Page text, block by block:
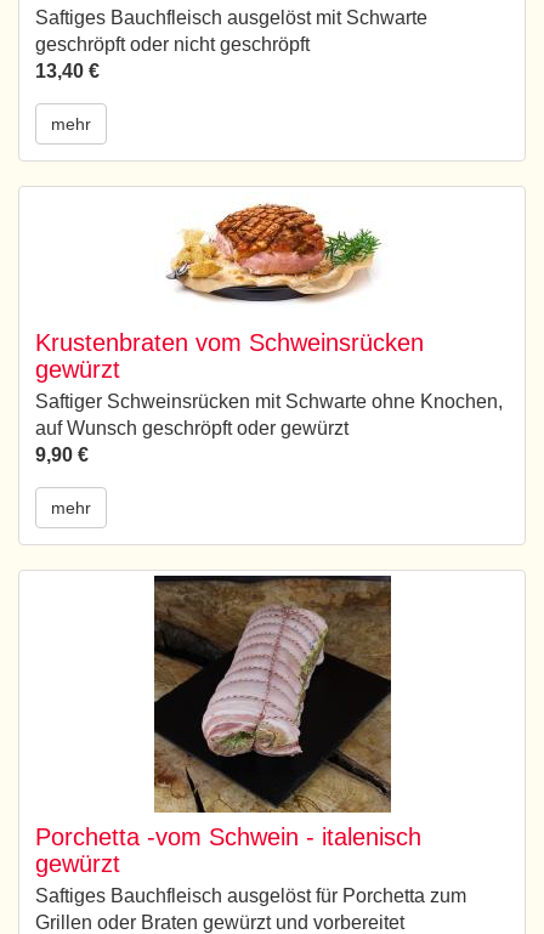
Saftiges Bauchfleisch ausgelöst mit Schwarte
geschröpft oder nicht geschröpft
13,40 €
mehr
Krustenbraten vom Schweinsrücken
gewürzt
Saftiger Schweinsrücken mit Schwarte ohne Knochen,
auf Wunsch geschröpft oder gewürzt
9,90 €
mehr
Porchetta -vom Schwein - italenisch
gewürzt
Saftiges Bauchfleisch ausgelöst für Porchetta zum
Grillen oder Braten gewürzt und vorbereitet